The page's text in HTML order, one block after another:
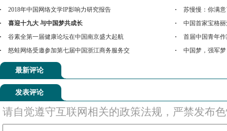
2018年中国网络文学IP影响力研究报告
苏慢慢：你满
喜迎十九大 与中国梦共成长
中国首家宝格
谷素全第一届健康论坛在中国南京盛大起航
首届中国青年
怒蛙网络受邀参加第七届中国浙江商务服务交
中国梦，强军
最新评论
发表评论
请自觉遵守互联网相关的政策法规，严禁发布